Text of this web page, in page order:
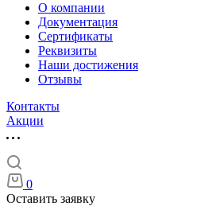
О компании
Документация
Сертификаты
Реквизиты
Наши достижения
Отзывы
Контакты
Акции
0
Оставить заявку